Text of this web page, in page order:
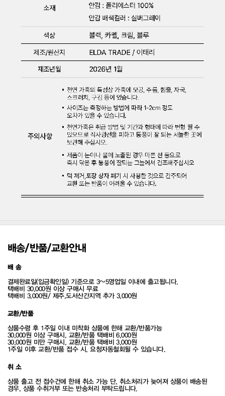
배송/반품/교환안내
배 송
결제완료일(입금확인일) 기준으로 3~5영업일 이내에 출고됩니다.
택배비 30,000원 이상 구매시 무료
택배비 3,000원/ 제주,도서산간지역 추가 3,000원
교환/반품
상품수령 후 1주일 이내 미착화 상품에 한해 교환/반품가능
30,000원 이상 구매시, 교환/반품 택배비 6,000원
30,000원 미만 구매시, 교환/반품 택배비 3,000원
1주일 이후 교환/반품 접수 시, 요청자동철회될 수 있습니다.
취 소
상품 출고 전 접수건에 한해 취소 가능 단, 취소처리가 늦어져 상품이 배송된
경우, 상품 수취거부 또는 반송처리 부탁드립니다.